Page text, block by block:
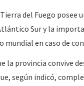
del Fuego
Sur y la
mundial en caso de
la provincia convive
según indicó,